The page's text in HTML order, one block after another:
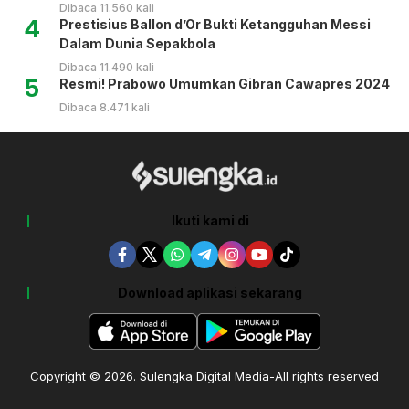
Dibaca 11.560 kali
4
Prestisius Ballon d’Or Bukti Ketangguhan Messi
Dalam Dunia Sepakbola
Dibaca 11.490 kali
5 Resmi! Prabowo Umumkan Gibran Cawapres 2024
Dibaca 8.471 kali
Ikuti kami di
Download aplikasi sekarang
Copyright © 2026. Sulengka Digital Media-All rights reserved